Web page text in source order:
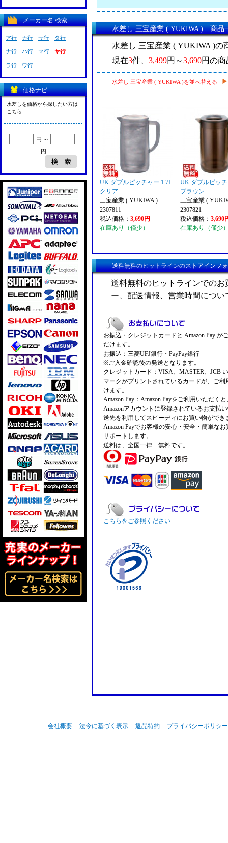
水差し 三宝産業 ( YUKIWA ) 商品
水差し 三宝産業 ( YUKIWA )の
現在3件、 3,499円～3,690円の
水差し 三宝産業 ( YUKIWA )を並べ替える
UK ダブルピッチャー 1.7L
クリア
三宝産業 ( YUKIWA )
2307811
税込価格： 3,690円
在庫あり（僅少）
UK ダブルピッ
ブラウン
三宝産業 (
2307821
税込価格：3,690
在庫あり（僅少
送料無料のヒットラインのストアインフ
送料無料のヒットラインでの
ー、配送情報、営業時間につ
お振込・クレジットカードと Amazon Pay が
だけます。
お振込：三菱UFJ銀行・PayPay銀行
※ご入金確認後の発送となります。
クレジットカード：VISA、MASTER、JCB
マークがプリントされているカードが、ご利
けます。
Amazon Pay：Amazon Payをご利用いただく
Amazonアカウントに登録されているお支払
送先を利用してスピーディにお買い物ができ
Amazon Payでお客様の安心・安全・簡単な
サポートします。
送料は、全国一律 無料です。
こちらをご参照ください
メーカー名 検索
ア行 カ行 サ行 タ行
ナ行 ハ行 マ行 ヤ行
ラ行 ワ行
価格ナビ
水差しを価格から探したい方は
こちら
円 ～
円
会社概要 法令に基づく表示 返品特約 プライバシーポリシー